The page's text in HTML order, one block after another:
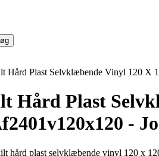
Hård Plast Selvklæbende Vinyl 120 X
Hård Plast
-
hård plast selvklæbende vinyl 120 x